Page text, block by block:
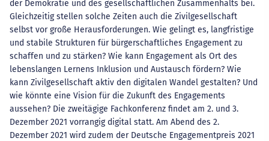
der Demokratie und des gesellschaftlichen Zusammenhalts bei.
Gleichzeitig stellen solche Zeiten auch die Zivilgesellschaft
selbst vor große Herausforderungen. Wie gelingt es, langfristige
und stabile Strukturen für bürgerschaftliches Engagement zu
schaffen und zu stärken? Wie kann Engagement als Ort des
lebenslangen Lernens Inklusion und Austausch fördern? Wie
kann Zivilgesellschaft aktiv den digitalen Wandel gestalten? Und
wie könnte eine Vision für die Zukunft des Engagements
aussehen? Die zweitägige Fachkonferenz findet am 2. und 3.
Dezember 2021 vorrangig digital statt. Am Abend des 2.
Dezember 2021 wird zudem der Deutsche Engagementpreis 2021